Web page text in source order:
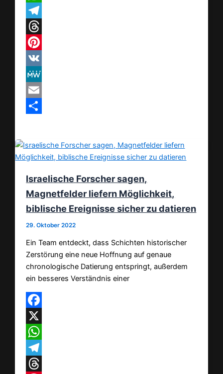
WhatsApp
Telegram
Threads
Pinterest
VK
MeWe
Email
Israelische Forscher sagen,
Magnetfelder liefern Möglichkeit,
biblische Ereignisse sicher zu datieren
29. Oktober 2022
Ein Team entdeckt, dass Schichten historischer
Zerstörung eine neue Hoffnung auf genaue
chronologische Datierung entspringt, außerdem
ein besseres Verständnis einer
Facebook
X
WhatsApp
Telegram